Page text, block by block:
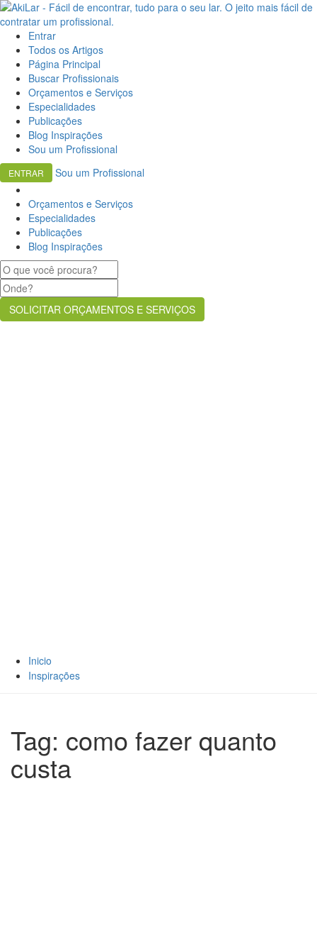
Entrar
Todos os Artigos
Página Principal
Buscar Profissionais
Orçamentos e Serviços
Especialidades
Publicações
Blog Inspirações
Sou um Profissional
ENTRAR Sou um Profissional
Orçamentos e Serviços
Especialidades
Publicações
Blog Inspirações
Inicio
Inspirações
Tag: como fazer quanto
custa